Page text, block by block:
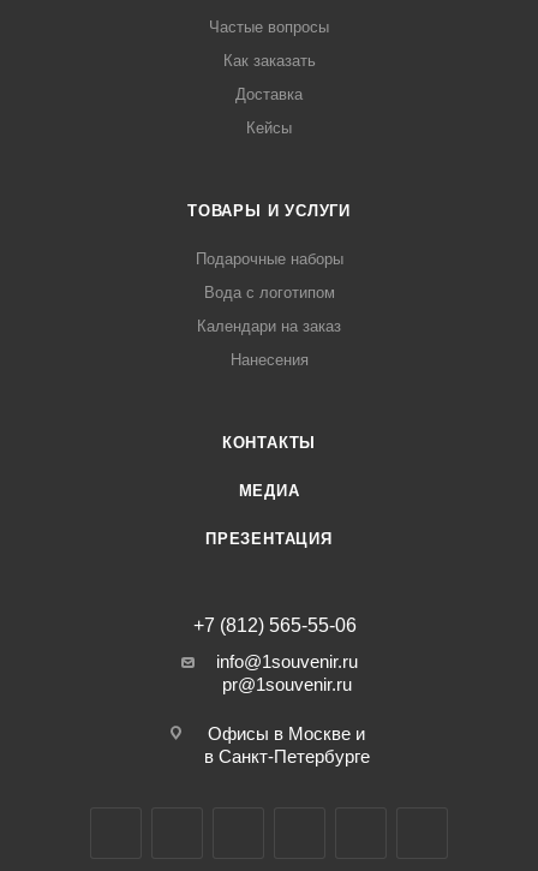
Частые вопросы
Как заказать
Доставка
Кейсы
ТОВАРЫ И УСЛУГИ
Подарочные наборы
Вода с логотипом
Календари на заказ
Нанесения
КОНТАКТЫ
МЕДИА
ПРЕЗЕНТАЦИЯ
+7 (812) 565-55-06
info@1souvenir.ru
pr@1souvenir.ru
Офисы в Москве и
в Санкт-Петербурге